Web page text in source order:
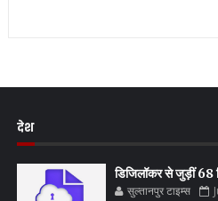
देश
डिजिलॉकर से जुड़ीं 68
सुल्तानपुर टाइम्स